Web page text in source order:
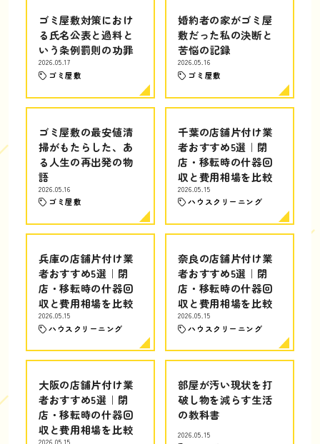
ゴミ屋敷対策におけ
る氏名公表と過料と
いう条例罰則の功罪
2026.05.17
ゴミ屋敷
婚約者の家がゴミ屋
敷だった私の決断と
苦悩の記録
2026.05.16
ゴミ屋敷
ゴミ屋敷の最安値清
掃がもたらした、あ
る人生の再出発の物
語
2026.05.16
ゴミ屋敷
千葉の店舗片付け業
者おすすめ5選｜閉
店・移転時の什器回
収と費用相場を比較
2026.05.15
ハウスクリーニング
兵庫の店舗片付け業
者おすすめ5選｜閉
店・移転時の什器回
収と費用相場を比較
2026.05.15
ハウスクリーニング
奈良の店舗片付け業
者おすすめ5選｜閉
店・移転時の什器回
収と費用相場を比較
2026.05.15
ハウスクリーニング
大阪の店舗片付け業
者おすすめ5選｜閉
店・移転時の什器回
収と費用相場を比較
部屋が汚い現状を打
破し物を減らす生活
の教科書
2026.05.15